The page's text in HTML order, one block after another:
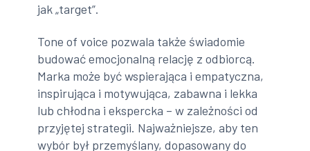
jak „target”.
Tone of voice pozwala także świadomie
budować emocjonalną relację z odbiorcą.
Marka może być wspierająca i empatyczna,
inspirująca i motywująca, zabawna i lekka
lub chłodna i ekspercka – w zależności od
przyjętej strategii. Najważniejsze, aby ten
wybór był przemyślany, dopasowany do